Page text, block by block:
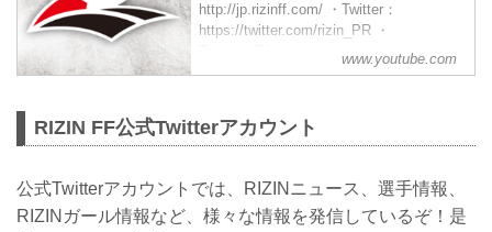
http://jp.rizinff.com/ ・Twitter：
https://twitter.com/rizin_PR ・
www.youtube.com
RIZIN FF公式Twitterアカウント
公式Twitterアカウントでは、RIZINニュース、選手情報、
RIZINガール情報など、様々な情報を発信しているぞ！是